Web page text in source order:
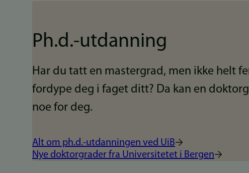
Ph.d.-utdanning
Har du tatt en mastergrad, men ikke helt
fordype deg i faget ditt? Da kan en
noe for deg.
Alt om ph.d.-utdanningen ved UiB
Nye doktorgrader fra Universitetet i Bergen